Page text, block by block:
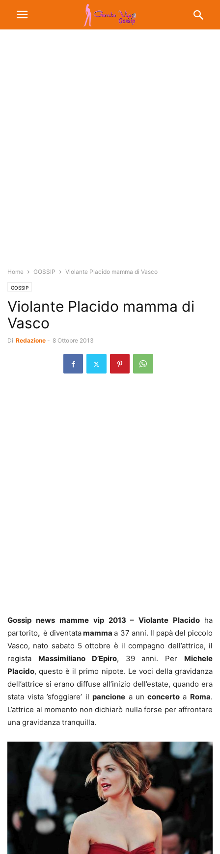
Home GOSSIP Violante Placido mamma di Vasco
GOSSIP
Violante Placido mamma di
Vasco
Di Redazione - 8 Ottobre 2013
Gossip news mamme vip 2013 – Violante Placido ha
partorito,è diventatamammaa 37 anni. Il papà del piccolo
Vasco, nato sabato 5 ottobre è il compagno dell’attrice, il
regista Massimiliano D’Epiro, 39 anni. Per Michele
Placido, questo è il primo nipote. Le voci della gravidanza
dell’attrice si erano diffuse all’inizio dell’estate, quando era
stata vista ’sfoggiare’ ilpancione a un concertoa Roma.
L’attrice al momento non dichiarò nulla forse per affrontare
una gravidanza tranquilla.